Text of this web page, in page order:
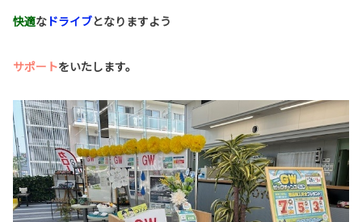
快適な ドライブとなりますよう
サポートをいたします。